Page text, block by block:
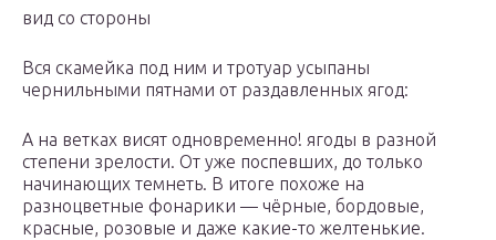
вид со стороны
Вся скамейка под ним и тротуар усыпаны
чернильными пятнами от раздавленных ягод:
А на ветках висят одновременно! ягоды в разной
степени зрелости. От уже поспевших, до только
начинающих темнеть. В итоге похоже на
разноцветные фонарики — чёрные, бордовые,
красные, розовые и даже какие-то желтенькие.